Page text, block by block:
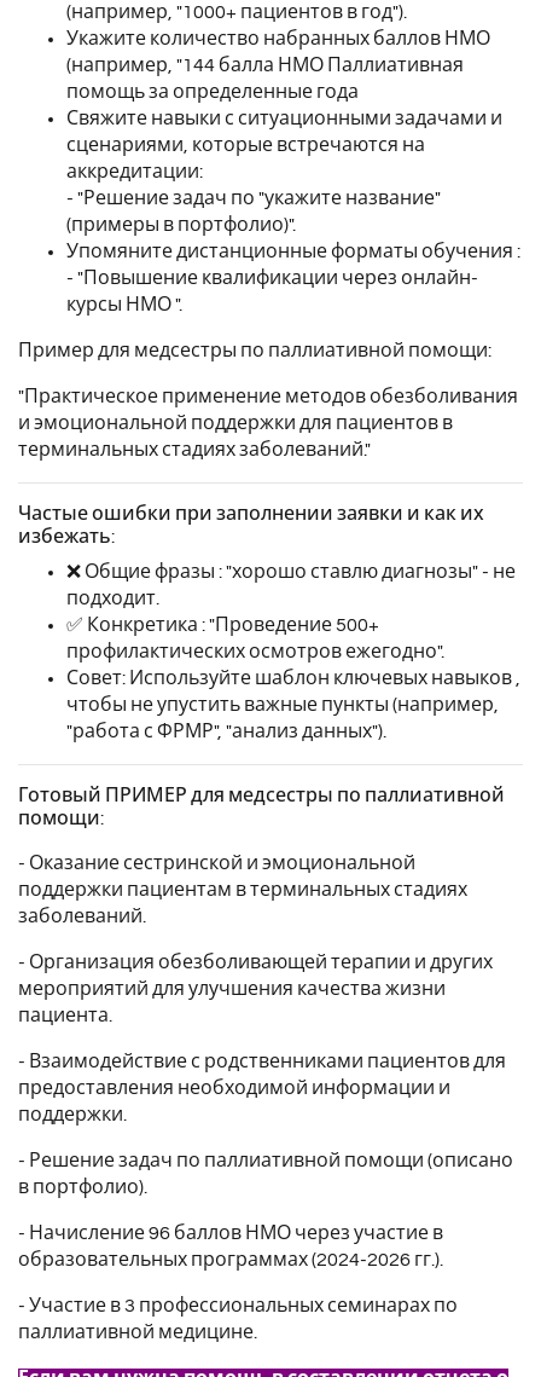
(например, "1000+ пациентов в год").
Укажите количество набранных баллов НМО
(например, "144 балла НМО Паллиативная
помощь за определенные года
Свяжите навыки с ситуационными задачами и
сценариями, которые встречаются на
аккредитации:
- "Решение задач по "укажите название"
(примеры в портфолио)".
Упомяните дистанционные форматы обучения :
- "Повышение квалификации через онлайн-
курсы НМО ".
Пример для медсестры по паллиативной помощи:
"Практическое применение методов обезболивания
и эмоциональной поддержки для пациентов в
терминальных стадиях заболеваний."
Частые ошибки при заполнении заявки и как их
избежать:
❌ Общие фразы : "хорошо ставлю диагнозы" - не
подходит.
✅ Конкретика : "Проведение 500+
профилактических осмотров ежегодно".
Совет: Используйте шаблон ключевых навыков ,
чтобы не упустить важные пункты (например,
"работа с ФРМР", "анализ данных").
Готовый ПРИМЕР для медсестры по паллиативной
помощи:
- Оказание сестринской и эмоциональной
поддержки пациентам в терминальных стадиях
заболеваний.
- Организация обезболивающей терапии и других
мероприятий для улучшения качества жизни
пациента.
- Взаимодействие с родственниками пациентов для
предоставления необходимой информации и
поддержки.
- Решение задач по паллиативной помощи (описано
в портфолио).
- Начисление 96 баллов НМО через участие в
образовательных программах (2024-2026 гг.).
- Участие в 3 профессиональных семинарах по
паллиативной медицине.